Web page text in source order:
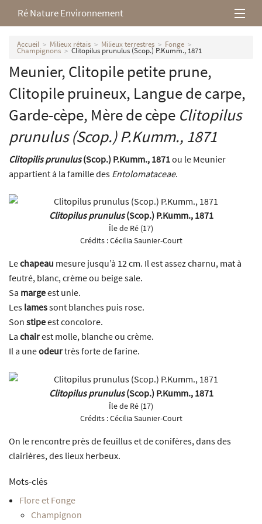
Ré Nature Environnement
L’association
Milieux rétais
Nos parutions
Accueil Milieux rétais Milieux terrestres Fonge
Champignons Clitopilus prunulus (Scop.) P.Kumm., 1871
Meunier, Clitopile petite prune,
Clitopile pruineux, Langue de carpe,
Garde-cèpe, Mère de cèpe Clitopilus
prunulus(Scop.) P.Kumm., 1871
Clitopilis prunulus(Scop.) P.Kumm., 1871ou le Meunier
appartient à la famille des Entolomataceae.
Clitopilus prunulus(Scop.) P.Kumm., 1871
Île de Ré (17)
Crédits :Cécilia Saunier-Court
Lechapeau mesure jusqu’à 12 cm. Il est assez charnu, mat à
feutré, blanc, crème ou beige sale.
Sa margeest unie.
Les lamessont blanches puis rose.
Son stipeest concolore.
La chairest molle, blanche ou crème.
Il a uneodeurtrès forte de farine.
Clitopilus prunulus(Scop.) P.Kumm., 1871
Île de Ré (17)
Crédits :Cécilia Saunier-Court
On le rencontre près de feuillus et de conifères, dans des
clairières, des lieux herbeux.
Mots-clés
Flore et Fonge
Champignon